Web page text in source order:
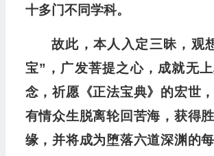
十多门不同学科。
故此，本人入定三昧，观
宝”，广发菩提之心，成就无
念，祈愿《正法宝典》的宏世
有情众生脱离轮回苦海，获得
缘，并将成为堕落六道深渊的